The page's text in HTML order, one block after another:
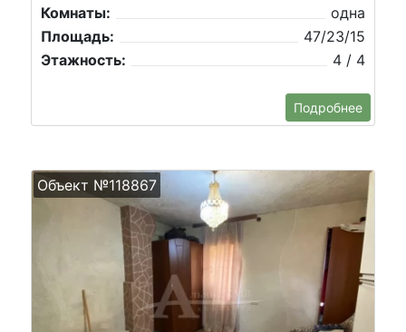
Комнаты:
одна
Площадь:
47/23/15
Этажность:
4 / 4
Подробнее
Объект №118867